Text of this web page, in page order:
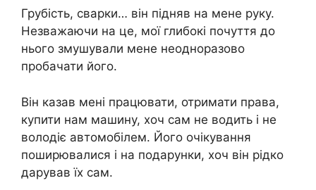
Грубість, сварки… він підняв на мене руку.
Незважаючи на це, мої глибокі почуття до
нього змушували мене неодноразово
пробачати його.
Він казав мені працювати, отримати права,
купити нам машину, хоч сам не водить і не
володіє автомобілем. Його очікування
поширювалися і на подарунки, хоч він рідко
дарував їх сам.